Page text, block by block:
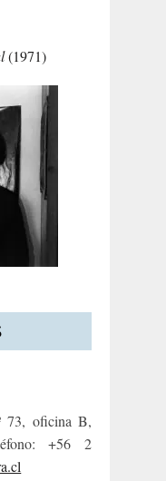
(1971)
73, oficina B,
+56 2